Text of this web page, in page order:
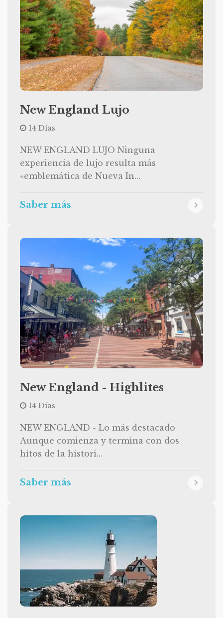
New England Lujo
14 Días
NEW ENGLAND LUJO Ninguna
experiencia de lujo resulta más
«emblemática de Nueva In...
Saber más
New England - Highlites
14 Días
NEW ENGLAND - Lo más destacado
Aunque comienza y termina con dos
hitos de la histori...
Saber más